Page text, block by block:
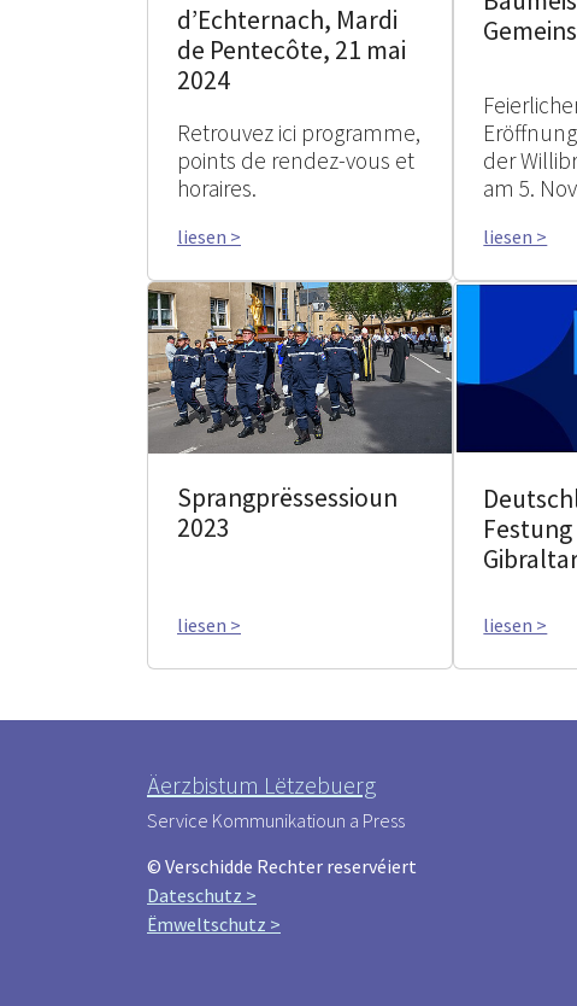
d’Echternach, Mardi
de Pentecôte, 21 mai
2024
Retrouvez ici programme,
points de rendez-vous et
horaires.
liesen >
der
am 5.
liesen >
Sprangprëssessioun
2023
liesen > liesen >
Äerzbistum Lëtzebuerg
Service Kommunikatioun a Press
© Verschidde Rechter reservéiert
Dateschutz >
Ëmweltschutz >